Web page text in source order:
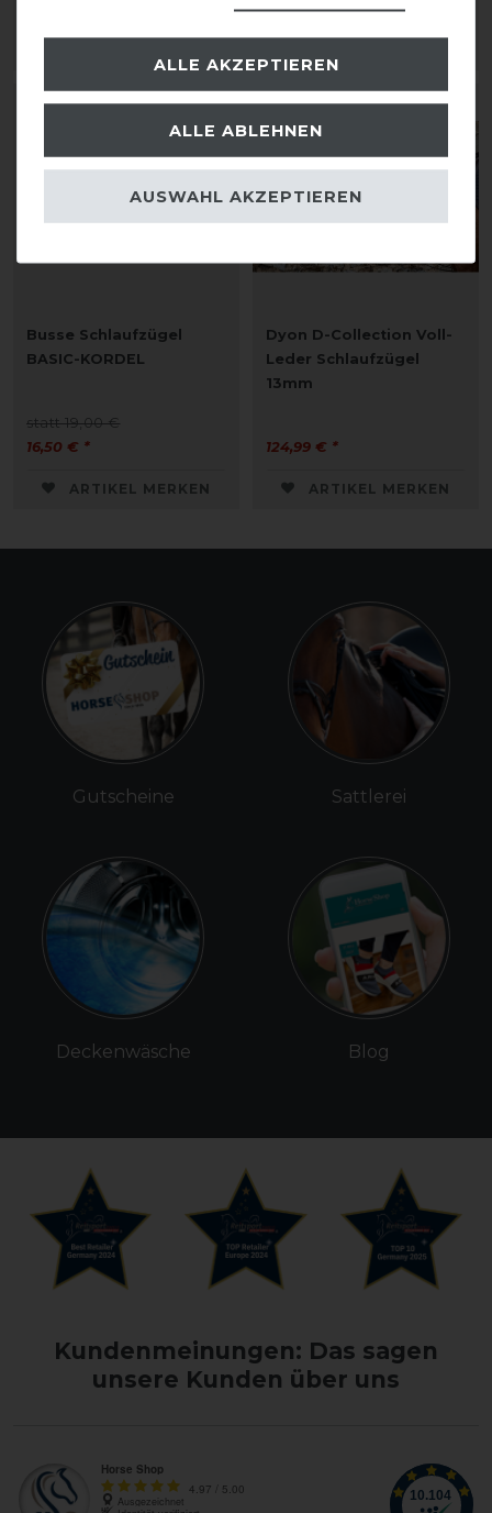
109,99 € *
-13%
Busse Schlaufzügel
BASIC-KORDEL
statt 19,00 €
16,50 € *
ARTIKEL MERKEN
Dyon D-Collection Voll-
Leder Schlaufzügel
13mm
124,99 € *
ARTIKEL MERKEN
Gutscheine
Deckenwäsche
Sattlerei
Blog
Kundenmeinungen: Das sagen
unsere Kunden über uns
ALLE AKZEPTIEREN
ALLE ABLEHNEN
AUSWAHL AKZEPTIEREN